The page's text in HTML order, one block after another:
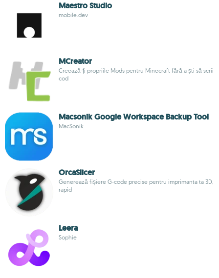
Maestro Studio
mobile.dev
MCreator
Creează-ți propriile Mods pentru Minecraft fără a ști să scrii
cod
Macsonik Google Workspace Backup Tool
MacSonik
OrcaSlicer
Generează fișiere G-code precise pentru imprimanta ta 3D,
rapid
Leera
Sophie